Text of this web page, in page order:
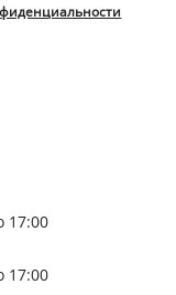
17:00
17:00